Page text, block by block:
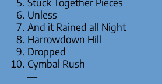
Unless
And it Rained all Night
Harrowdown Hill
Dropped
Cymbal Rush
—